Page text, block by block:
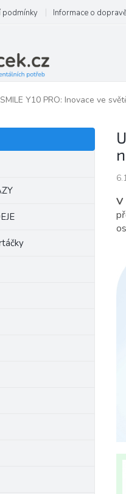
podmínky Informace o
Y10 PRO: Inovace ve
V